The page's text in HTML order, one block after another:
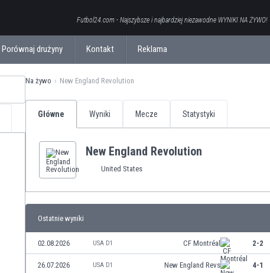
Futbol24.com - Najszybsze i najbardziej niezawodne WYNIKI NA ŻYWO!
Porównaj drużyny Kontakt Reklama
Na żywo New England Revolution
Główne Wyniki Mecze Statystyki
New England Revolution
United States
Ostatnie wyniki
02.08.2026 USA D1 CF Montréal 2-2
26.07.2026 USA D1 New England Revs 4-1